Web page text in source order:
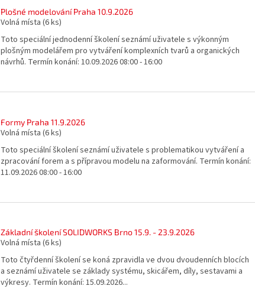
Plošné modelování Praha 10.9.2026
Volná místa (6 ks)
Toto speciální jednodenní školení seznámí uživatele s výkonným
plošným modelářem pro vytváření komplexních tvarů a organických
návrhů. Termín konání: 10.09.2026 08:00 - 16:00
Formy Praha 11.9.2026
Volná místa (6 ks)
Toto speciální školení seznámí uživatele s problematikou vytváření a
zpracování forem a s přípravou modelu na zaformování. Termín konání:
11.09.2026 08:00 - 16:00
Základní školení SOLIDWORKS Brno 15.9. - 23.9.2026
Volná místa (6 ks)
Toto čtyřdenní školení se koná zpravidla ve dvou dvoudenních blocích
a seznámí uživatele se základy systému, skicářem, díly, sestavami a
výkresy. Termín konání: 15.09.2026...